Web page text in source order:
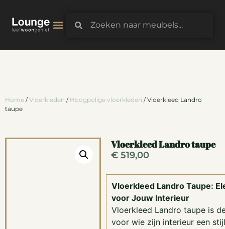
Home /Vloerkleden / Hoogpolige vloerkleden / Vloerkleed Landro
taupe
Vloerkleed Landro taupe
€519,00
Vloerkleed Landro Taupe:
voor Jouw Interieur
Vloerkleed Landro taupe is
voor wie zijn interieur een